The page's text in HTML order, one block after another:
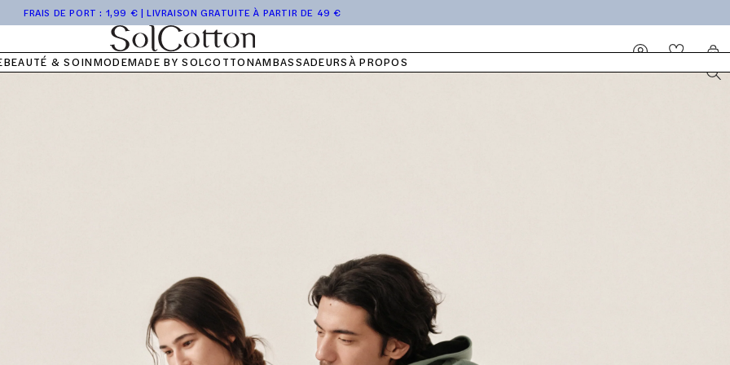
FRAIS DE PORT : 1,99 € | LIVRAISON GRATUITE À PARTIR DE 49 €
Panier
BEAUTÉ & SOINMODEMADE BY SOLCOTTONAMBASSADEURSÀ PROPOS
DE VOYAGE
LIA
ELLA
SÈCHES CHOISIR MA LINGETTE IDÉALE LINGETTES HUMIDES
SHIRTS LOUNGEWEAR PYJAMAS
HISTOIRE NOS VALEURS NOTRE COTON